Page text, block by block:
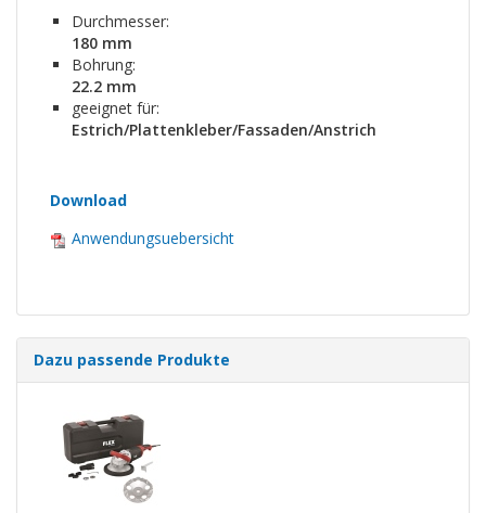
Durchmesser:
180 mm
Bohrung:
22.2 mm
geeignet für:
Estrich/Plattenkleber/Fassaden/Anstrich
Download
Anwendungsuebersicht
Dazu passende Produkte